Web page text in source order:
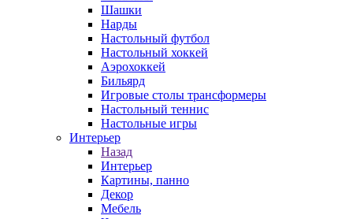
Шашки
Нарды
Настольный футбол
Настольный хоккей
Аэрохоккей
Бильярд
Игровые столы трансформеры
Настольный теннис
Настольные игры
Интерьер
Назад
Интерьер
Картины, панно
Декор
Мебель